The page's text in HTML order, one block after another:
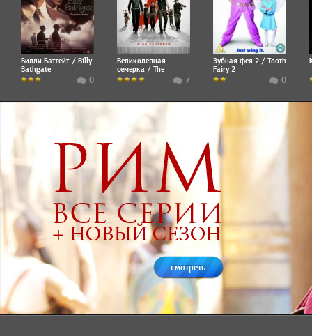
Билли Батгейт / Billy
Bathgate
0
Великолепная
семерка / The
Magnificent Seven
7
Зубная фея 2 / Tooth
Fairy 2
0
смотреть